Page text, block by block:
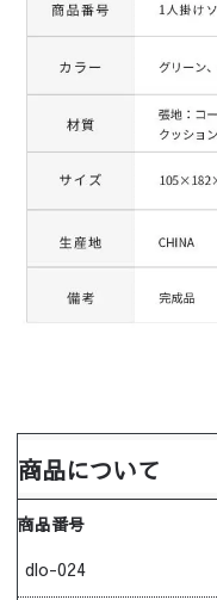
商品について
商品番号
dlo-024